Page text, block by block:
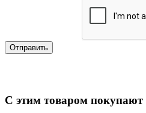
Отправить
С этим товаром покупают